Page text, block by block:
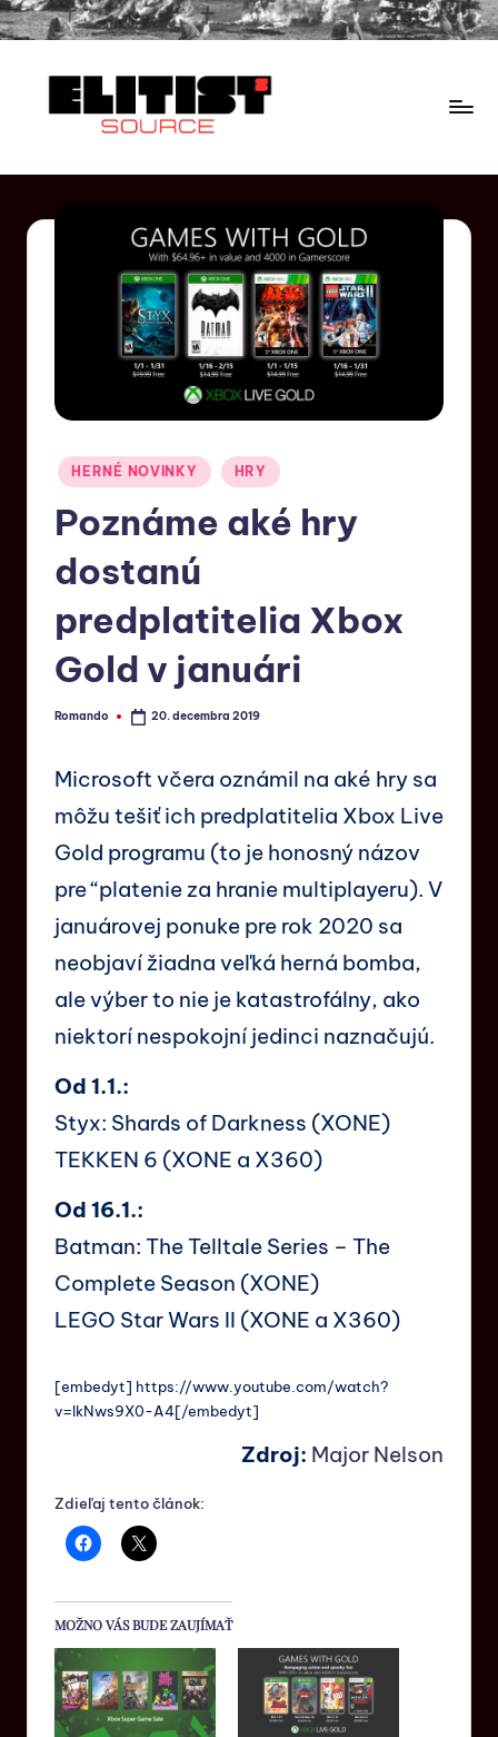
HERNÉ NOVINKY HRY
Poznáme aké hry
dostanú
predplatitelia Xbox
Gold v januári
Romando 20. decembra 2019
Microsoft včera oznámil na aké hry sa
môžu tešiť ich predplatitelia Xbox Live
Gold programu (to je honosný názov
pre “platenie za hranie multiplayeru). V
januárovej ponuke pre rok 2020 sa
neobjaví žiadna veľká herná bomba,
ale výber to nie je katastrofálny, ako
niektorí nespokojní jedinci naznačujú.
Od 1.1.:
Styx: Shards of Darkness (XONE)
TEKKEN 6 (XONE a X360)
Od 16.1.:
Batman: The Telltale Series – The
Complete Season (XONE)
LEGO Star Wars II (XONE a X360)
[embedyt] https://www.youtube.com/watch?
v=lkNws9X0-A4[/embedyt]
Zdroj: Major Nelson
Zdieľaj tento článok:
MOŽNO VÁS BUDE ZAUJÍMAŤ